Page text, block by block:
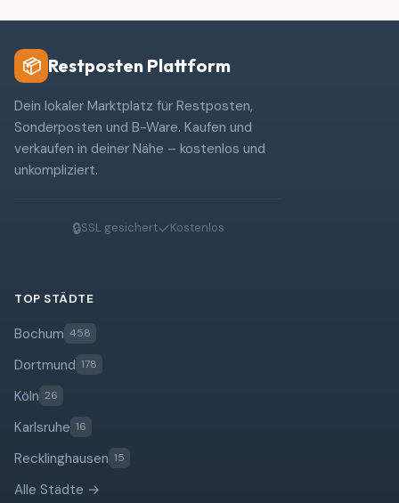
📦 Restposten Plattform
Dein lokaler Marktplatz für Restposten,
Sonderposten und B-Ware. Kaufen und
verkaufen in deiner Nähe – kostenlos und
unkompliziert.
🔒SSL gesichert✓Kostenlos
TOP STÄDTE
Bochum 458
Dortmund 178
Köln 26
Karlsruhe 16
Recklinghausen 15
Alle Städte →